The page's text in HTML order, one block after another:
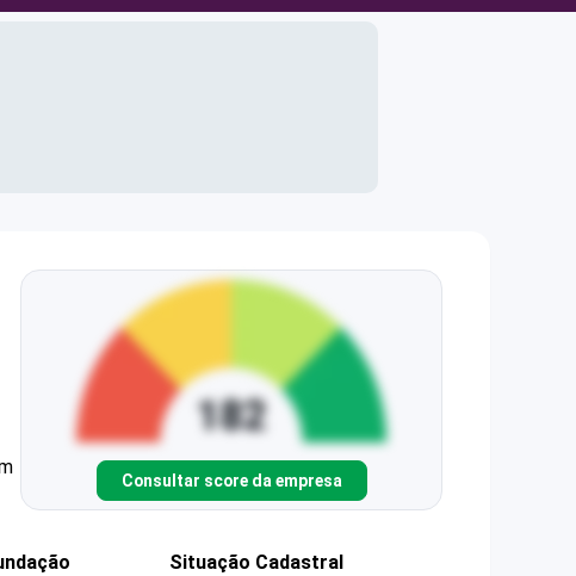
Consultar score da empresa
Situação Cadastral